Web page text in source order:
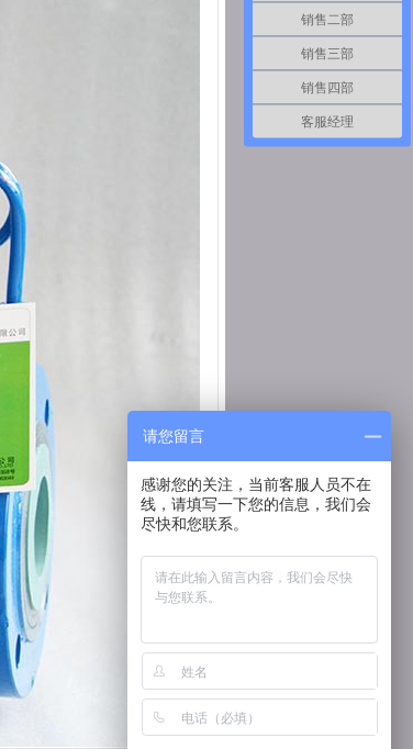
销售二部
销售三部
销售四部
客服经理
请您留言
感谢您的关注，当前客服人员不在
线，请填写一下您的信息，我们会
尽快和您联系。